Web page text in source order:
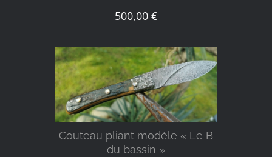
500,00 €
DÉTAILS
Couteau pliant modèle « Le B
du bassin »